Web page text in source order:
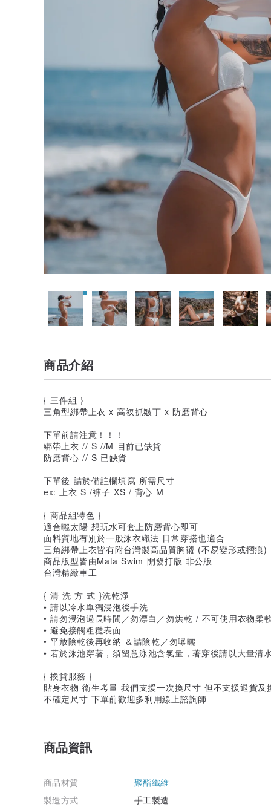
商品介紹
{ 三件組 }
三角型綁帶上衣 x 高衩抓皺丁 x 防磨背心
下單前請注意！！！
綁帶上衣 // S //M 目前已缺貨
防磨背心 // S 已缺貨
下單後 請於備註欄填寫 所需尺寸
ex: 上衣 S /褲子 XS / 背心 M
{ 商品組特色 }
適合曬太陽 想玩水可套上防磨背心即可
面料質地有別於一般泳衣織法 日常穿搭也適合
三角綁帶上衣皆有附台灣製高品質胸襯 (不易變形或摺痕)
商品版型皆由Mata Swim 開發打版 非公版
台灣精緻車工
{ 清 洗 方 式 }洗乾淨
• 請以冷水單獨浸泡後手洗
• 請勿浸泡過長時間／勿漂白／勿烘乾 / 不可使用衣物柔
• 避免接觸粗糙表面
• 平放陰乾後再收納 ＆請陰乾／勿曝曬
• 若於泳池穿著，須留意泳池含氯量，著穿後請以大量清
{ 換貨服務 }
貼身衣物 衛生考量 我們支援一次換尺寸 但不支援退貨及
不確定尺寸 下單前歡迎多利用線上諮詢師
商品資訊
商品材質
聚酯纖維
製造方式
手工製造